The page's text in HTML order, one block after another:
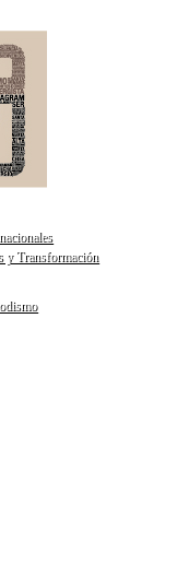
y Transformación